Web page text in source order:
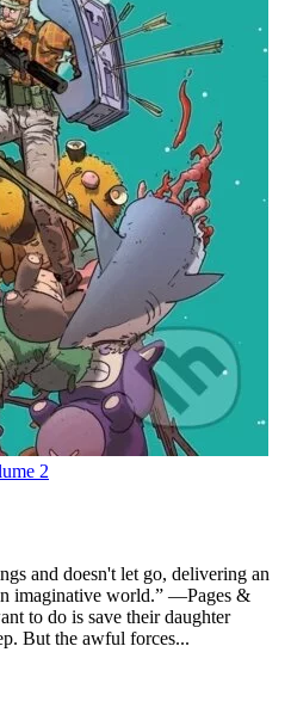
2
and doesn't let go, delivering an
imaginative world.” —Pages &
to do is save their daughter
But the awful forces...